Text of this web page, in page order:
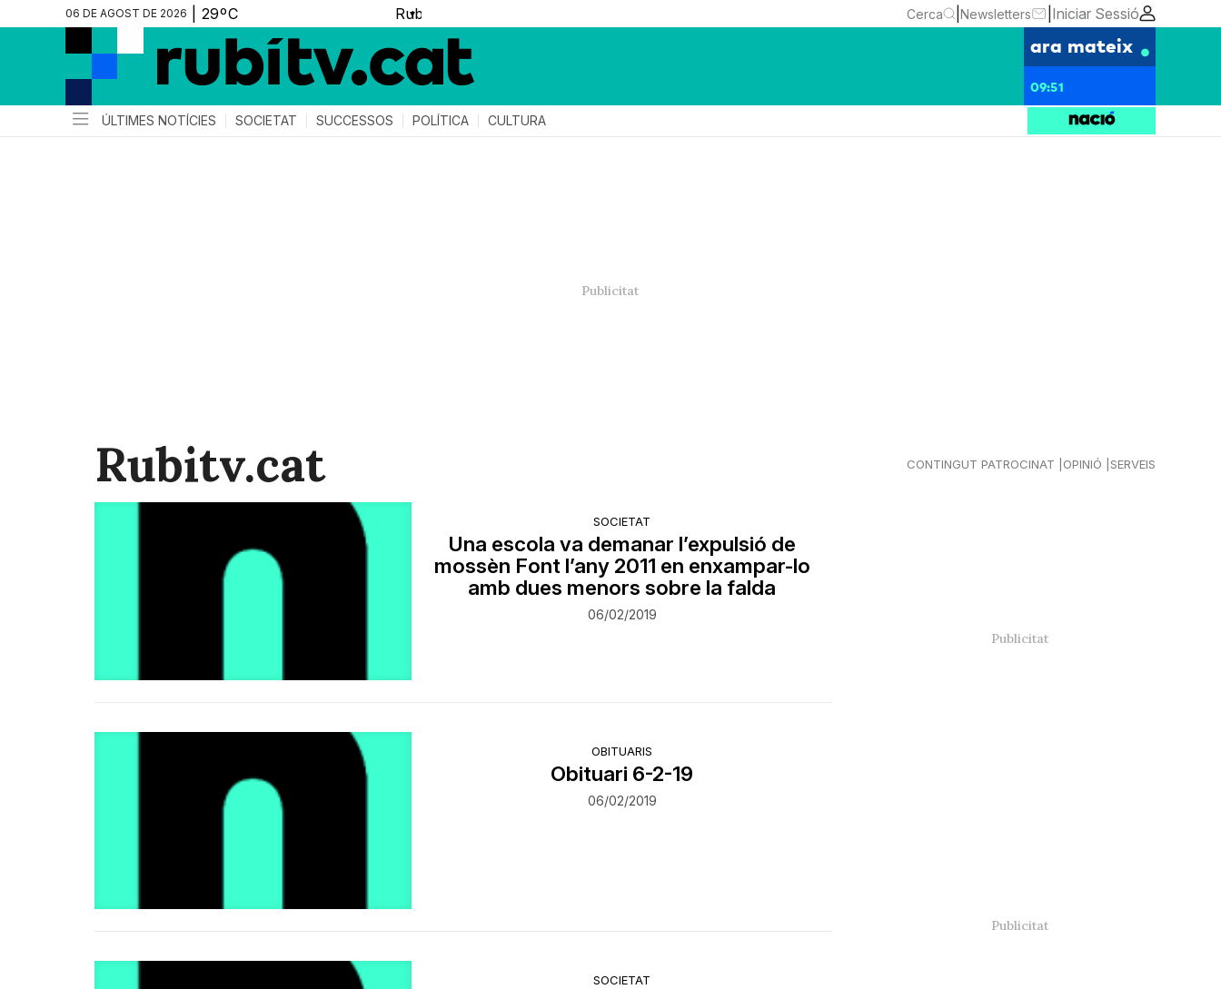
06 DE AGOST DE 2026 ▼ Cerca Newsletters Iniciar Sessió
ara mateix
09:51
ÚLTIMES NOTÍCIES SOCIETAT SUCCESSOS POLÍTICA CULTURA
Rubitv.cat CONTINGUT PATROCINAT OPINIÓ SERVEIS
SOCIETAT
Una escola va demanar l’expulsió de
mossèn Font l’any 2011 en enxampar-lo
amb dues menors sobre la falda
06/02/2019
OBITUARIS
Obituari 6-2-19
06/02/2019
SOCIETAT